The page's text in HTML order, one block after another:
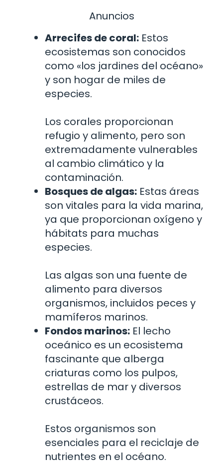
Anuncios
Arrecifes de coral: Estos
ecosistemas son conocidos
como «los jardines del océano»
y son hogar de miles de
especies.
Los corales proporcionan
refugio y alimento, pero son
extremadamente vulnerables
al cambio climático y la
contaminación.
Bosques de algas: Estas áreas
son vitales para la vida marina,
ya que proporcionan oxígeno y
hábitats para muchas
especies.
Las algas son una fuente de
alimento para diversos
organismos, incluidos peces y
mamíferos marinos.
Fondos marinos: El lecho
oceánico es un ecosistema
fascinante que alberga
criaturas como los pulpos,
estrellas de mar y diversos
crustáceos.
Estos organismos son
esenciales para el reciclaje de
nutrientes en el océano.